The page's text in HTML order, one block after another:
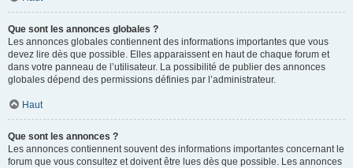
Que sont les annonces globales ?
Les annonces globales contiennent des informations importantes que vous
devez lire dès que possible. Elles apparaissent en haut de chaque forum et
dans votre panneau de l’utilisateur. La possibilité de publier des annonces
globales dépend des permissions définies par l’administrateur.
Haut
Que sont les annonces ?
Les annonces contiennent souvent des informations importantes concernant le
forum que vous consultez et doivent être lues dès que possible. Les annonces